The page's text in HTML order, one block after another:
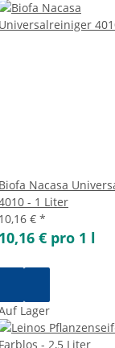
Biofa Nacasa
- 1 Liter
10,16 € *
10,16 € pro 1 l
Lager